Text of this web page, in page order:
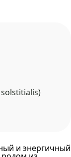
и энергичный